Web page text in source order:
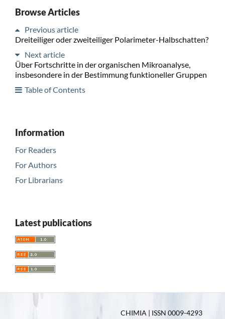
Browse Articles
Previous article
Dreiteiliger oder zweiteiliger Polarimeter-Halbschatten?
Next article
Über Fortschritte in der organischen Mikroanalyse,
insbesondere in der Bestimmung funktioneller Gruppen
Table of Contents
Information
For Readers
For Authors
For Librarians
Latest publications
CHIMIA | ISSN 0009-4293